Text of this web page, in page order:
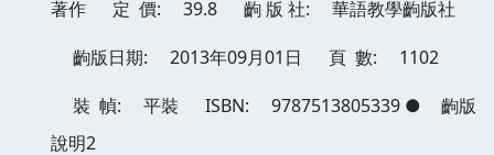
著作 定 價: 39.8 齣 版 社:
華語教學齣版社
齣版日期:
2013年09月01日 頁 數:
1102
裝 幀:
平裝 ISBN: 9787513805339 ●
齣版
說明2